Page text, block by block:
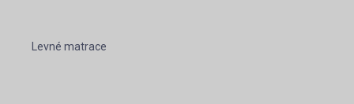
Levné matrace